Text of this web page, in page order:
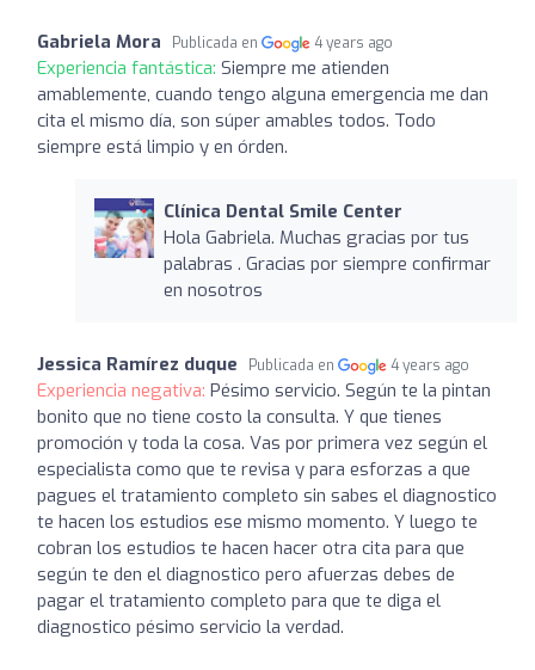
Gabriela Mora Publicada en 4 years ago
Experiencia fantástica: Siempre me atienden
amablemente, cuando tengo alguna emergencia me dan
cita el mismo día, son súper amables todos. Todo
siempre está limpio y en órden.
Clínica Dental Smile Center
Hola Gabriela. Muchas gracias por tus
palabras . Gracias por siempre confirmar
en nosotros
Jessica Ramírez duque Publicada en 4 years ago
Experiencia negativa: Pésimo servicio. Según te la pintan
bonito que no tiene costo la consulta. Y que tienes
promoción y toda la cosa. Vas por primera vez según el
especialista como que te revisa y para esforzas a que
pagues el tratamiento completo sin sabes el diagnostico
te hacen los estudios ese mismo momento. Y luego te
cobran los estudios te hacen hacer otra cita para que
según te den el diagnostico pero afuerzas debes de
pagar el tratamiento completo para que te diga el
diagnostico pésimo servicio la verdad.